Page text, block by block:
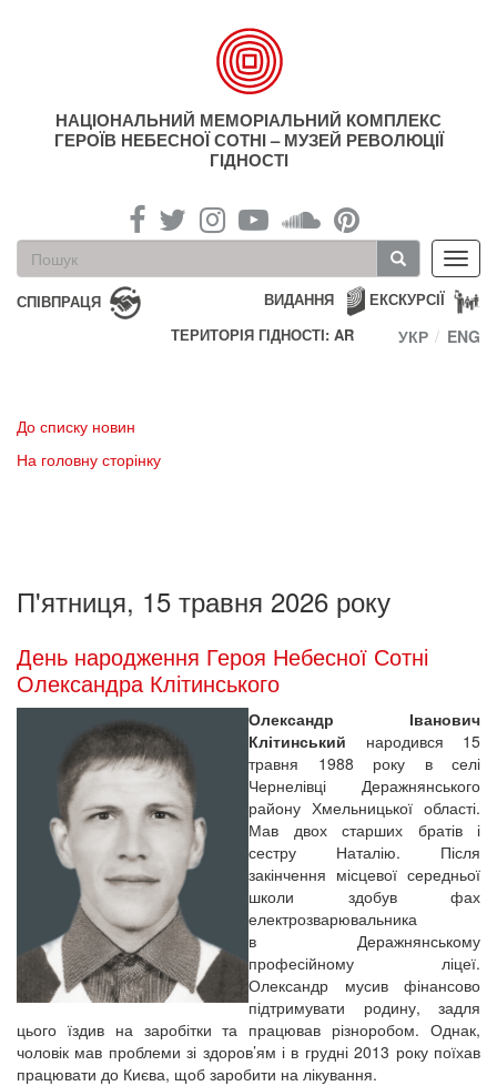
НАЦІОНАЛЬНИЙ МЕМОРІАЛЬНИЙ КОМПЛЕКС
ГЕРОЇВ НЕБЕСНОЇ СОТНІ – МУЗЕЙ РЕВОЛЮЦІЇ
ГІДНОСТІ
Пошукова
форма
Пошук
СПІВПРАЦЯ ЕКСКУРСІЇ
ВИДАННЯ
ТЕРИТОРІЯ ГІДНОСТІ: AR
УКР ENG
До списку новин
На головну сторінку
П'ятниця, 15 травня 2026 року
День народження Героя Небесної Сотні
Олександра Клітинського
Олександр Іванович
Клітинський народився 15
травня 1988 року в селі
Чернелівці Деражнянського
району Хмельницької області.
Мав двох старших братів і
сестру Наталію. Після
закінчення місцевої середньої
школи здобув фах
електрозварювальника
в Деражнянському
професійному ліцеї.
Олександр мусив фінансово
підтримувати родину, задля
цього їздив на заробітки та працював різноробом. Однак,
чоловік мав проблеми зі здоров’ям і в грудні 2013 року поїхав
працювати до Києва, щоб заробити на лікування.